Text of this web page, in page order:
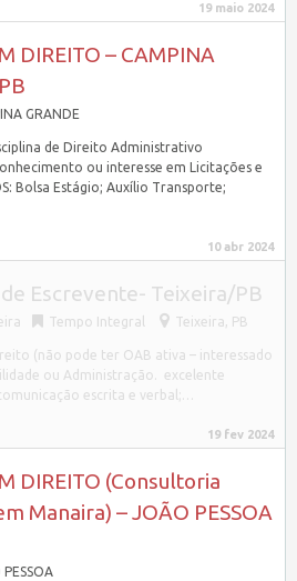
19 maio 2024
DIREITO – CAMPINA
GRANDE
de Direito Administrativo
ou interesse em Licitações e
Bolsa Estágio; Auxílio Transporte;
10 abr 2024
Escrevente- Teixeira/PB
Tempo Integral Teixeira, PB
(não pode ter OAB ativa – interessado
ou Administração. excelente
escrita e verbal;…
19 fev 2024
DIREITO (Consultoria
Manaira) – JOÃO PESSOA